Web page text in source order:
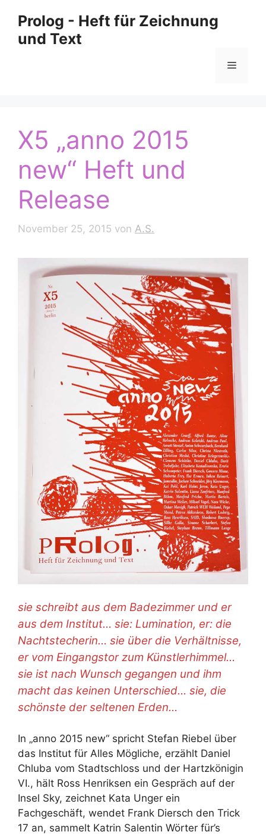
Inhalt
springen
Prolog - Heft für Zeichnung
und Text
Menü
X5 „anno 2015
new“ Heft und
Release
November 25, 2015 von A.S.
sie schreibt aus dem Badezimmer und er
aus dem Institut… sie: Lumination, er: die
Nachtstecherin… sie über die Verhältnisse,
er vom Eingangstor zum Künstlerhimmel…
sie ist nach Wunsch gegangen und ihm
macht das keinen Unterschied… sie, die
schönste der seltenen Erden…
In „anno 2015 new“ spricht Stefan Riebel über
das Institut für Alles Mögliche, erzählt Daniel
Chluba vom Stadtschloss und der Hartzkönigin
VI., hält Ross Henriksen ein Gespräch auf der
Insel Sky, zeichnet Kata Unger ein
Fachgeschäft, wendet Frank Diersch den Trick
17 an, sammelt Katrin Salentin Wörter für’s